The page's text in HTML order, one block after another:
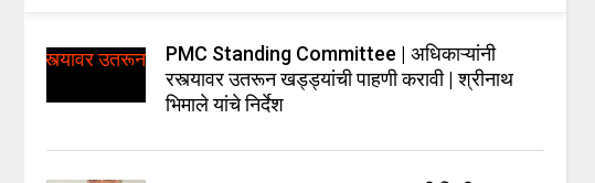
PMC Standing Committee | अधिकाऱ्यांनी
रस्त्यावर उतरून खड्ड्यांची पाहणी करावी | श्रीनाथ
भिमाले यांचे निर्देश